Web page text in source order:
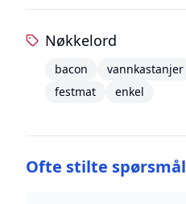
Nøkkelord
bacon vannkastanjer
festmat
enkel
Ofte stilte spørsmål